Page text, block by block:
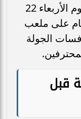
العراقي نظيره القاسم، مساء اليوم الأربعاء 22
تقام على ملعب
الجولة
قبل